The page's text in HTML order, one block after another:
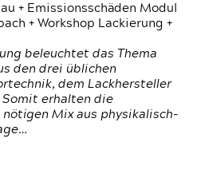
+ Emissionsschäden Modul
+ Workshop Lackierung +
beleuchtet das Thema
den drei üblichen
dem Lackhersteller
Somit erhalten die
nötigen Mix aus physikalisch-